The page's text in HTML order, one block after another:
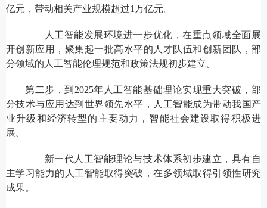
亿元，带动相关产业规模超过1万亿元。
——人工智能发展环境进一步优化，在重点领域全面展
开创新应用，聚集起一批高水平的人才队伍和创新团队，部
分领域的人工智能伦理规范和政策法规初步建立。
第二步，到2025年人工智能基础理论实现重大突破，部
分技术与应用达到世界领先水平，人工智能成为带动我国产
业升级和经济转型的主要动力，智能社会建设取得积极进
展。
——新一代人工智能理论与技术体系初步建立，具有自
主学习能力的人工智能取得突破，在多领域取得引领性研究
成果。